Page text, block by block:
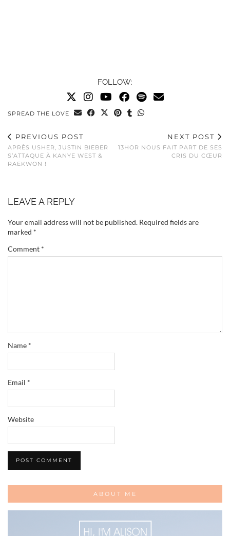
FOLLOW:
SPREAD THE LOVE
PREVIOUS POST
APRÈS USHER, JUSTIN BIEBER
S’ATTAQUE À KANYE WEST &
RAEKWON !
NEXT POST
13HOR NOUS FAIT PART DE SES
CRIS DU CŒUR
LEAVE A REPLY
Your email address will not be published. Required fields are
marked *
Comment *
Name *
Email *
Website
ABOUT ME